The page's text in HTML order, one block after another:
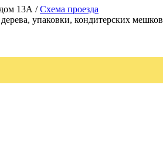
13А /Схема проезда
упаковки, кондитерских мешков